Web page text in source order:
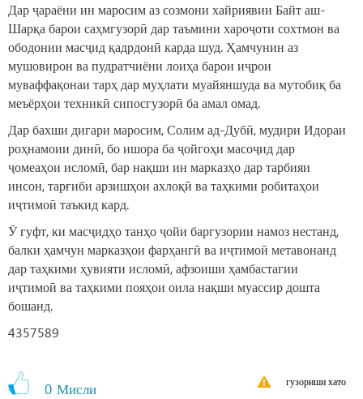
Дар ҷараёни ин маросим аз созмони хайриявии Байт аш-
Шарқа барои саҳмгузорӣ дар таъмини хароҷоти сохтмон ва
ободонии масҷид қадрдонӣ карда шуд. Ҳамчунин аз
мушовирон ва пудратчиёни лоиҳа барои иҷрои
муваффақонаи тарҳ дар муҳлати муайяншуда ва мутобиқ ба
меъёрҳои техникӣ сипосгузорӣ ба амал омад.
Дар бахши дигари маросим, Солим ад-Дубӣ, мудири Идораи
роҳнамоии динӣ, бо ишора ба ҷойгоҳи масоҷид дар
ҷомеаҳои исломӣ, бар нақши ин марказҳо дар тарбияи
инсон, тарғиби арзишҳои ахлоқӣ ва таҳкими робитаҳои
иҷтимоӣ таъкид кард.
Ӯ гуфт, ки масҷидҳо танҳо ҷойи баргузории намоз нестанд,
балки ҳамчун марказҳои фарҳангӣ ва иҷтимоӣ метавонанд
дар таҳкими ҳувияти исломӣ, афзоиши ҳамбастагии
иҷтимоӣ ва таҳкими пояҳои оила нақши муассир дошта
бошанд.
4357589
0 Мисли гузориши хато